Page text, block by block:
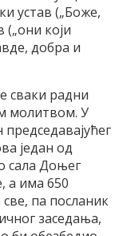
устав („Боже,
(„они који
добра и
сваки радни
молитвом. У
један од
сала Доњег
а има 650
па посланик
заседања,